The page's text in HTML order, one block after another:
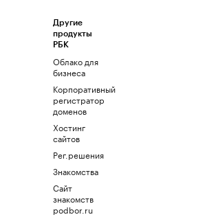
Другие
продукты
РБК
Облако для
бизнеса
Корпоративный
регистратор
доменов
Хостинг
сайтов
Рег.решения
Знакомства
Сайт
знакомств
podbor.ru